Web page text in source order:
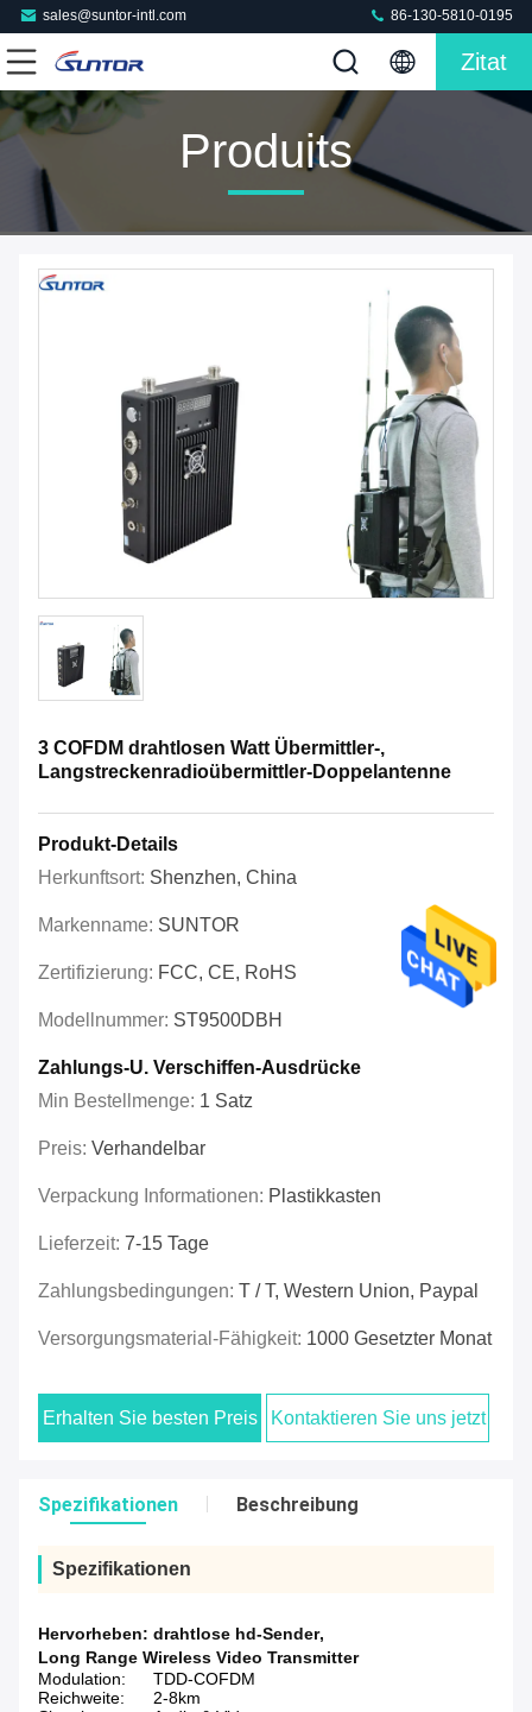
sales@suntor-intl.com 86-130-5810-0195
Zitat
Produits
3 COFDM drahtlosen Watt Übermittler-,
Langstreckenradioübermittler-Doppelantenne
Produkt-Details
Herkunftsort: Shenzhen, China
Markenname: SUNTOR
Zertifizierung: FCC, CE, RoHS
Modellnummer: ST9500DBH
Zahlungs-U. Verschiffen-Ausdrücke
Min Bestellmenge: 1 Satz
Preis: Verhandelbar
Verpackung Informationen: Plastikkasten
Lieferzeit: 7-15 Tage
Zahlungsbedingungen: T / T, Western Union, Paypal
Versorgungsmaterial-Fähigkeit: 1000 Gesetzter Monat
Erhalten Sie besten Preis Kontaktieren Sie uns jetzt
Spezifikationen Beschreibung
Spezifikationen
Hervorheben: drahtlose hd-Sender,
Long Range Wireless Video Transmitter
Modulation:
TDD-COFDM
Reichweite:
2-8km